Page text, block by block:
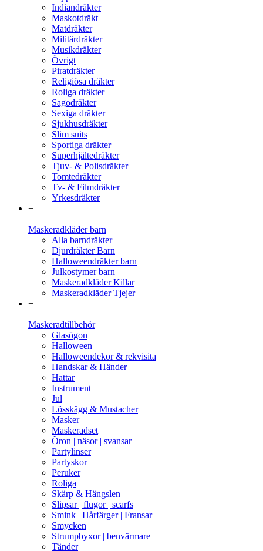
Indiandräkter
Maskotdräkt
Matdräkter
Militärdräkter
Musikdräkter
Övrigt
Piratdräkter
Religiösa dräkter
Roliga dräkter
Sagodräkter
Sexiga dräkter
Sjukhusdräkter
Slim suits
Sportiga dräkter
Superhjältedräkter
Tjuv- & Polisdräkter
Tomtedräkter
Tv- & Filmdräkter
Yrkesdräkter
+
+
Maskeradkläder barn
Alla barndräkter
Djurdräkter Barn
Halloweendräkter barn
Julkostymer barn
Maskeradkläder Killar
Maskeradkläder Tjejer
+
+
Maskeradtillbehör
Glasögon
Halloween
Halloweendekor & rekvisita
Handskar & Händer
Hattar
Instrument
Jul
Lösskägg & Mustacher
Masker
Maskeradset
Öron | näsor | svansar
Partylinser
Partyskor
Peruker
Roliga
Skärp & Hängslen
Slipsar | flugor | scarfs
Smink | Hårfärger | Fransar
Smycken
Strumpbyxor | benvärmare
Tänder